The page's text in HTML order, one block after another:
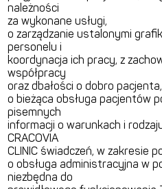
należności
za wykonane usługi,
o zarządzanie ustalonymi
personelu i
koordynacja ich pracy, z
współpracy
oraz dbałości o dobro pacjenta,
o bieżąca obsługa pacjentów
pisemnych
informacji o warunkach i
CRACOVIA
CLINIC świadczeń, w zakresie
o obsługa administracyjna w
niezbędna do